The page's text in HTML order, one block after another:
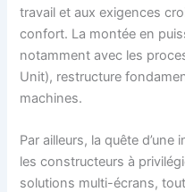
travail et aux exigences
confort. La montée en
notamment avec les
Unit), restructure
machines.
Par ailleurs, la quête
les constructeurs à
solutions multi-écrans,